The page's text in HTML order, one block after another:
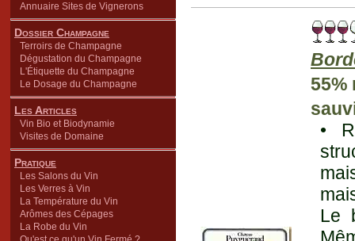
Annuaire Sites de Vignerons
Dossier Champagne
Terroirs de Champagne
Dégustation du Champagne
L'Étiquette du Champagne
Le Dosage du Champagne
Les Articles
Vin Bio et Biodynamie
Visites de Domaine
Pratique
Les Salons du Vin
Les Verres à Vin
La Température du Vin
Arômes des Cépages
La Robe du Vin
55%
•
Le